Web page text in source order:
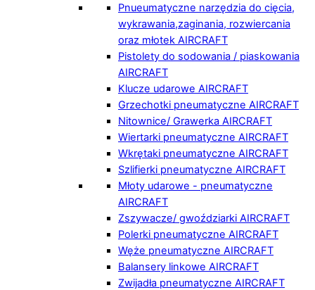
Pnueumatyczne narzędzia do cięcia,
wykrawania,zaginania, rozwiercania
oraz młotek AIRCRAFT
Pistolety do sodowania / piaskowania
AIRCRAFT
Klucze udarowe AIRCRAFT
Grzechotki pneumatyczne AIRCRAFT
Nitownice/ Grawerka AIRCRAFT
Wiertarki pneumatyczne AIRCRAFT
Wkrętaki pneumatyczne AIRCRAFT
Szlifierki pneumatyczne AIRCRAFT
Młoty udarowe - pneumatyczne
AIRCRAFT
Zszywacze/ gwoździarki AIRCRAFT
Polerki pneumatyczne AIRCRAFT
Węże pneumatyczne AIRCRAFT
Balansery linkowe AIRCRAFT
Zwijadła pneumatyczne AIRCRAFT